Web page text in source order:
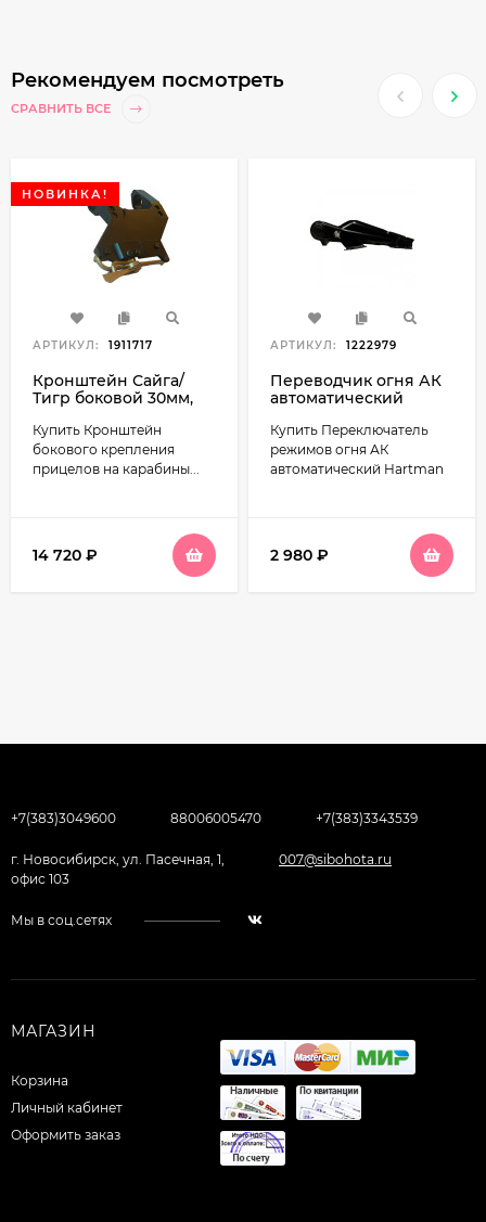
Рекомендуем посмотреть
СРАВНИТЬ ВСЕ
НОВИНКА!
АРТИКУЛ: 1911717
Кронштейн Сайга/
Тигр боковой 30мм,
(НПЗ)
Купить Кронштейн
бокового крепления
прицелов на карабины...
14 720 ₽
АРТИКУЛ: 1222979
Переводчик огня АК
автоматический
Купить Переключатель
режимов огня АК
автоматический Hartman
2 980 ₽
+7(383)3049600 88006005470 +7(383)3343539
г. Новосибирск, ул. Пасечная, 1,
офис 103
007@sibohota.ru
Мы в соц.сетях
МАГАЗИН
Корзина
Личный кабинет
Оформить заказ